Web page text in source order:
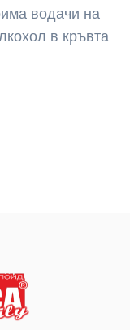
водачи на
в кръвта